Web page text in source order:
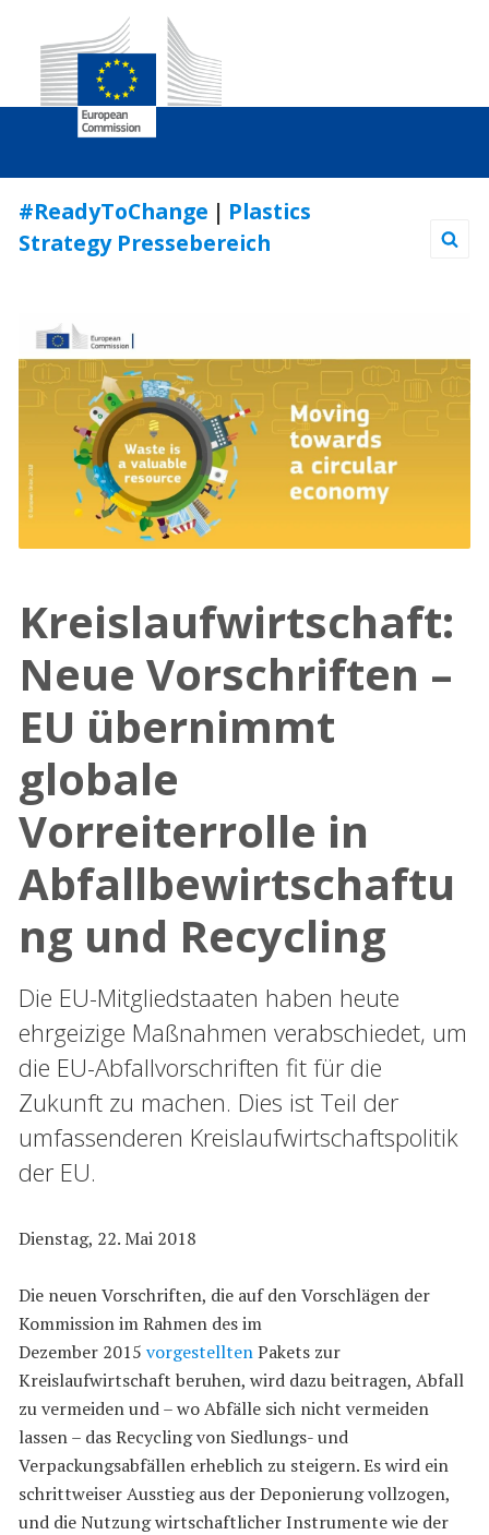
to
Content
#ReadyToChange | Plastics
Strategy Pressebereich
Kreislaufwirtschaft:
Neue Vorschriften –
EU übernimmt
globale
Vorreiterrolle in
Abfallbewirtschaftu
ng und Recycling
Die EU-Mitgliedstaaten haben heute
ehrgeizige Maßnahmen verabschiedet, um
die EU-Abfallvorschriften fit für die
Zukunft zu machen. Dies ist Teil der
umfassenderen Kreislaufwirtschaftspolitik
der EU.
Dienstag, 22. Mai 2018
Die neuen Vorschriften, die auf den Vorschlägen der
Kommission im Rahmen des im
Dezember 2015 vorgestelltenPakets zur
Kreislaufwirtschaft beruhen, wird dazu beitragen, Abfall
zu vermeiden und – wo Abfälle sich nicht vermeiden
lassen – das Recycling von Siedlungs- und
Verpackungsabfällen erheblich zu steigern. Es wird ein
schrittweiser Ausstieg aus der Deponierung vollzogen,
und die Nutzung wirtschaftlicher Instrumente wie der